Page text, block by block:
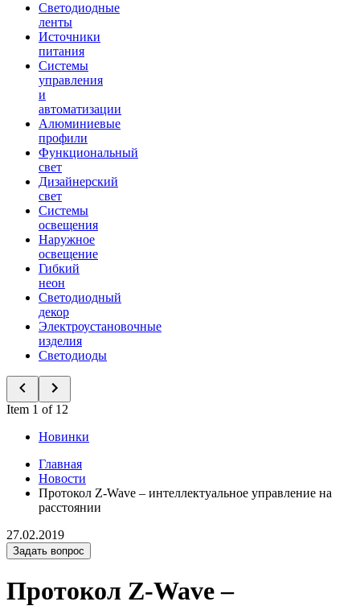
Светодиодные
ленты
Источники
питания
Системы
управления
и
автоматизации
Алюминиевые
профили
Функциональный
свет
Дизайнерский
свет
Системы
освещения
Наружное
освещение
Гибкий
неон
Светодиодный
декор
Электроустановочные
изделия
Светодиоды
Item 1 of 12
Новинки
Главная
Новости
Протокол Z-Wave – интеллектуальное управление на
расстоянии
27.02.2019
Задать вопрос
Протокол Z-Wave –